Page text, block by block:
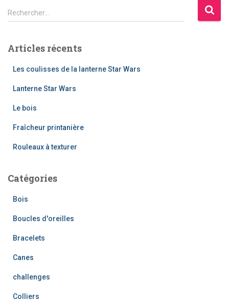
R
e
e
Rechercher…
Articles récents
Les coulisses de la lanterne Star Wars
Lanterne Star Wars
Le bois
Fraîcheur printanière
Rouleaux à texturer
Catégories
Bois
Boucles d'oreilles
Bracelets
Canes
challenges
Colliers